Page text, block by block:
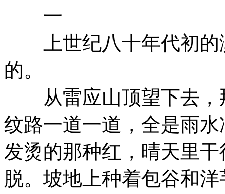
一
上世纪八十年代初的
的。
从雷应山顶望下去，
纹路一道一道，全是雨
发烫的那种红，晴天里
脱。坡地上种着包谷和